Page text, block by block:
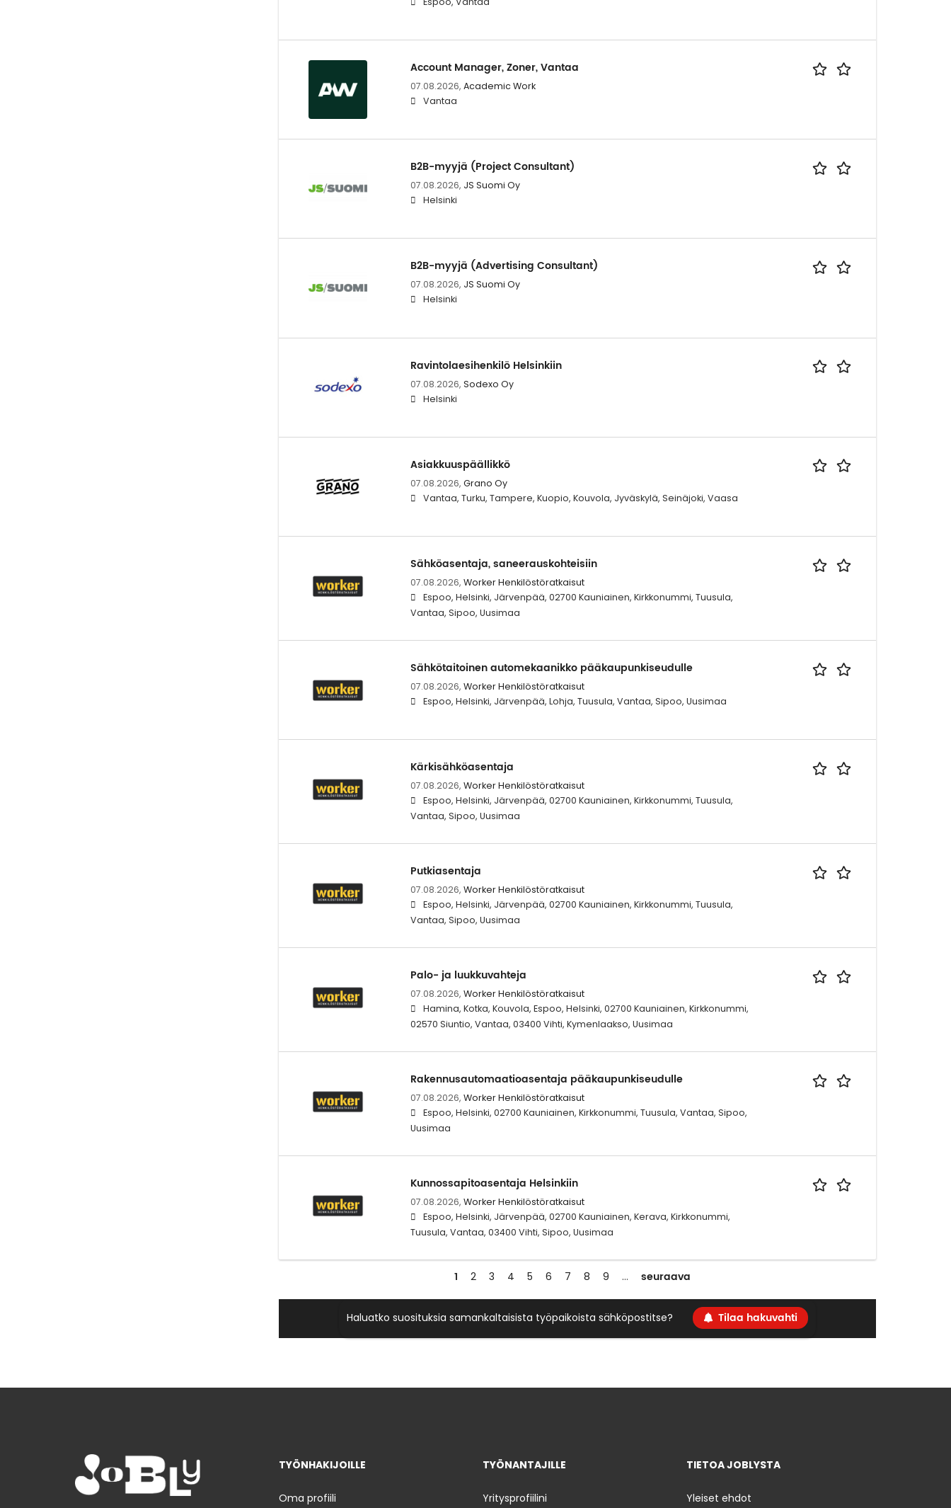
Account Manager, Zoner, Vantaa
07.08.2026, Academic Work
Vantaa
B2B-myyjä (Project Consultant)
07.08.2026, JS Suomi Oy
Helsinki
B2B-myyjä (Advertising Consultant)
07.08.2026, JS Suomi Oy
Helsinki
Ravintolaesihenkilö Helsinkiin
07.08.2026, Sodexo Oy
Helsinki
Asiakkuuspäällikkö
07.08.2026, Grano Oy
Vantaa, Turku, Tampere, Kuopio, Kouvola, Jyväskylä, Seinäjoki, Vaasa
Sähköasentaja, saneerauskohteisiin
07.08.2026, Worker Henkilöstöratkaisut
Espoo, Helsinki, Järvenpää, 02700 Kauniainen, Kirkkonummi, Tuusula,
Vantaa, Sipoo, Uusimaa
Sähkötaitoinen automekaanikko pääkaupunkiseudulle
07.08.2026, Worker Henkilöstöratkaisut
Espoo, Helsinki, Järvenpää, Lohja, Tuusula, Vantaa, Sipoo, Uusimaa
Kärkisähköasentaja
07.08.2026, Worker Henkilöstöratkaisut
Espoo, Helsinki, Järvenpää, 02700 Kauniainen, Kirkkonummi, Tuusula,
Vantaa, Sipoo, Uusimaa
Putkiasentaja
07.08.2026, Worker Henkilöstöratkaisut
Espoo, Helsinki, Järvenpää, 02700 Kauniainen, Kirkkonummi, Tuusula,
Vantaa, Sipoo, Uusimaa
Palo- ja luukkuvahteja
07.08.2026, Worker Henkilöstöratkaisut
Hamina, Kotka, Kouvola, Espoo, Helsinki, 02700 Kauniainen, Kirkkonummi,
02570 Siuntio, Vantaa, 03400 Vihti, Kymenlaakso, Uusimaa
Rakennusautomaatioasentaja pääkaupunkiseudulle
07.08.2026, Worker Henkilöstöratkaisut
Espoo, Helsinki, 02700 Kauniainen, Kirkkonummi, Tuusula, Vantaa, Sipoo,
Uusimaa
Kunnossapitoasentaja Helsinkiin
07.08.2026, Worker Henkilöstöratkaisut
Espoo, Helsinki, Järvenpää, 02700 Kauniainen, Kerava, Kirkkonummi,
Tuusula, Vantaa, 03400 Vihti, Sipoo, Uusimaa
1 2 3 4 5 6 7 8 9 … seuraava
Haluatko suosituksia samankaltaisista työpaikoista sähköpostitse? Tilaa hakuvahti
TYÖNHAKIJOILLE
Oma profiili
TYÖNANTAJILLE
Yritysprofiilini
TIETOA JOBLYSTA
Yleiset ehdot